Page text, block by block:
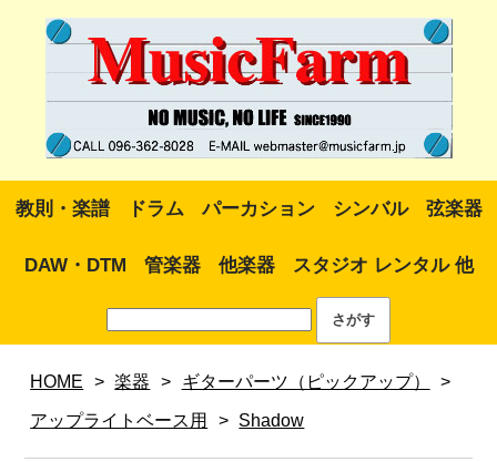
教則・楽譜 ドラム パーカション シンバル 弦楽器
DAW・DTM 管楽器 他楽器 スタジオ レンタル 他
HOME > 楽器 > ギターパーツ（ピックアップ） >
アップライトベース用 > Shadow